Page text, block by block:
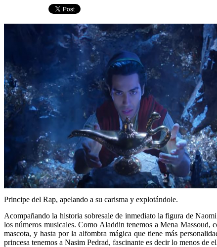
Principe del Rap, apelando a su carisma y explotándole.
Acompañando la historia sobresale de inmediato la figura de
los números musicales. Como Aladdin tenemos a Mena Massoud,
mascota, y hasta por la alfombra mágica que tiene más
princesa tenemos a Nasim Pedrad, fascinante es decir lo menos de